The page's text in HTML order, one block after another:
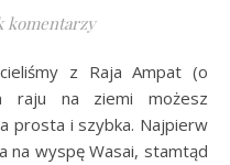
komentarzy
raju na ziemi możesz
prosta i szybka. Najpierw
na wyspę Wasai, stamtąd